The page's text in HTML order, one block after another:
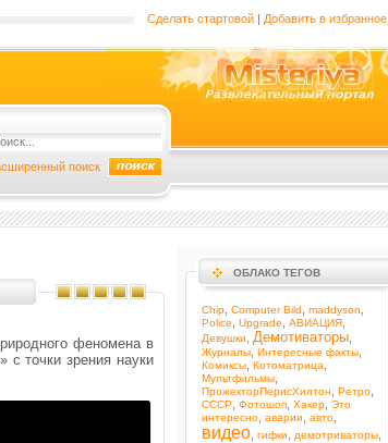
Сделать стартовой | Добавить в избранное
поиск
феномена в
с точки зрения науки
ОБЛАКО ТЕГОВ
Chip Computer Bild maddyson
Police Upgrade АВИАЦИЯ
Девушки Демотиваторы
Журналы Интересные факты
Комиксы Котоматрица
Мультфильмы
ПрожекторПерисХилтон Ретро
СССР Фотошоп Хакер Это
интересно аварии авто
видео гифки демотриваторы